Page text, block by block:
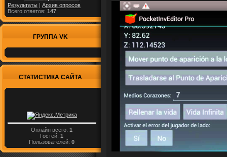
Результаты | Архив опросов
Всего ответов: 147
ГРУППА VK
СТАТИСТИКА САЙТА
Онлайн всего:1
Гостей:1
Пользователей:0